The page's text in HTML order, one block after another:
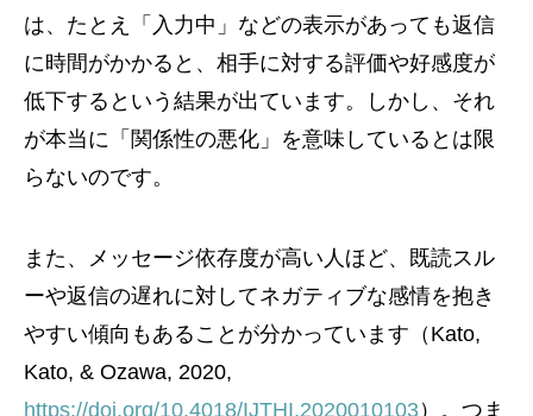
は、たとえ「入力中」などの表示があっても返信
に時間がかかると、相手に対する評価や好感度が
低下するという結果が出ています。しかし、それ
が本当に「関係性の悪化」を意味しているとは限
らないのです。
また、メッセージ依存度が高い人ほど、既読スル
ーや返信の遅れに対してネガティブな感情を抱き
やすい傾向もあることが分かっています（Kato,
Kato, & Ozawa, 2020,
https://doi.org/10.4018/IJTHI.2020010103）。つま